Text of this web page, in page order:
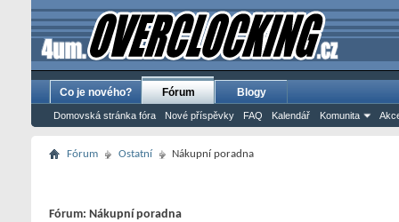
Co je nového? Fórum
Domovská stránka fóra Nové příspěvky FAQ Kalendář Komunita
Blogy
Fórum Ostatní Nákupní poradna
Fórum: Nákupní poradna